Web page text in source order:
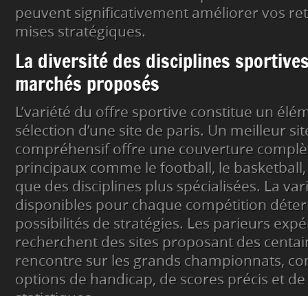
peuvent significativement améliorer vos
mises stratégiques.
La diversité des disciplines
marchés proposés
L’variété du offre sportive constitue un
sélection d’une site de paris. Un meilleur
compréhensif offre une couverture
principaux comme le football, le
que des disciplines plus spécialisées. La
disponibles pour chaque compétition
possibilités de stratégies. Les parieurs
recherchent des sites proposant des
rencontre sur les grands championnats,
options de handicap, de scores précis et